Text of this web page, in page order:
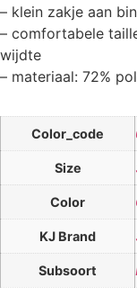
– klein zakje aan
– comfortabele
wijdte
– materiaal: 72%
Color_code
Size
Color
KJ Brand
Subsoort